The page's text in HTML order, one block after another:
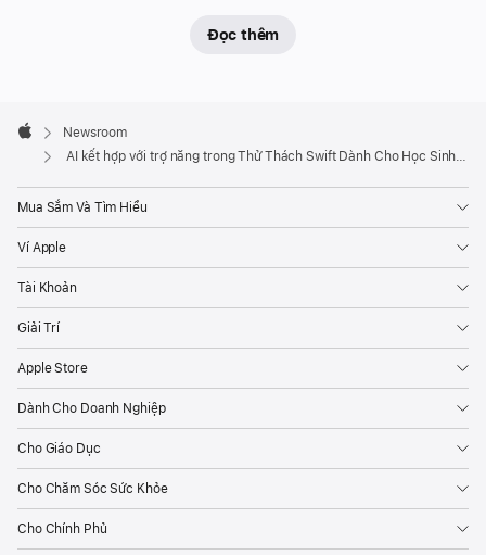
iPad,
không
lo
Đây
chỉ
trong
số
giải
pháp
các
Đọc thêm
Footer

Apple
Newsroom
AI kết hợp với trợ năng trong Thử Thách Swift Dành Cho Học Sinh - Sinh Viên năm nay
Mua Sắm Và Tìm Hiểu
Ví Apple
Tài Khoản
Giải Trí
Apple Store
Dành Cho Doanh Nghiệp
Cho Giáo Dục
Cho Chăm Sóc Sức Khỏe
Cho Chính Phủ